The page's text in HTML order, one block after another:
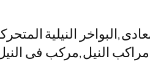
النيلية
النيل,مركب فى